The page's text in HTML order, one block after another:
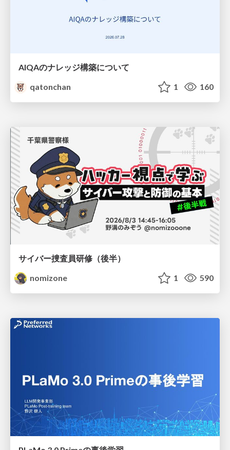
AIQAのナレッジ構築について
qatonchan
1 160
サイバー捜査員研修（後半）
nomizone
1 590